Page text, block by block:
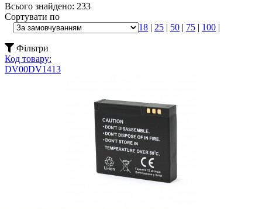
Всього знайдено: 233
Сортувати по
18 | 25 | 50 | 75 | 100 |
Фільтри
Код товару:
DV00DV1413